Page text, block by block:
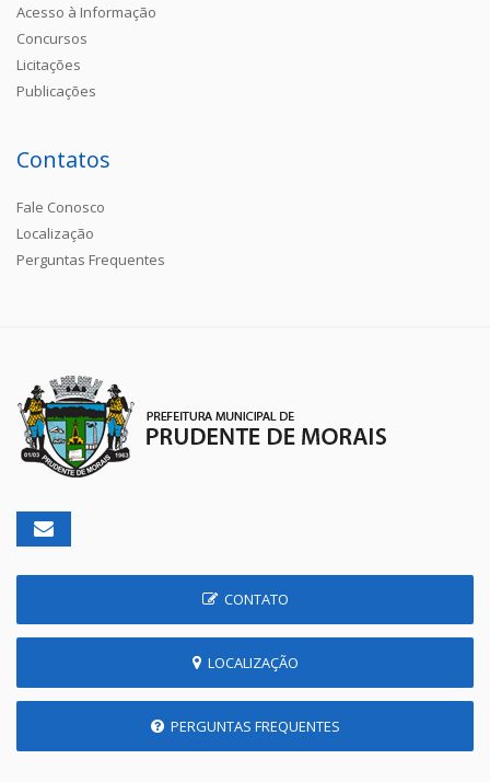
Acesso à Informação
Concursos
Licitações
Publicações
Contatos
Fale Conosco
Localização
Perguntas Frequentes
CONTATO
LOCALIZAÇÃO
PERGUNTAS FREQUENTES